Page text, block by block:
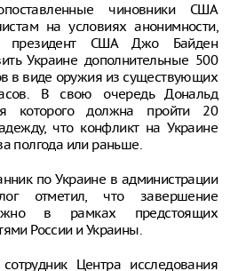
чиновники США
на условиях анонимности,
президент США Джо Байден
Украине дополнительные 500
в виде оружия из существующих
В свою очередь Дональд
которого должна пройти 20
что конфликт на Украине
полгода или раньше.
по Украине в администрации
отметил, что завершение
в рамках предстоящих
России и Украины.
Центра исследования